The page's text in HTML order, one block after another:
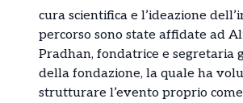
cura scientifica e l’ideazione
percorso sono state affidate ad
Pradhan, fondatrice e segretaria
della fondazione, la quale ha
strutturare l’evento proprio